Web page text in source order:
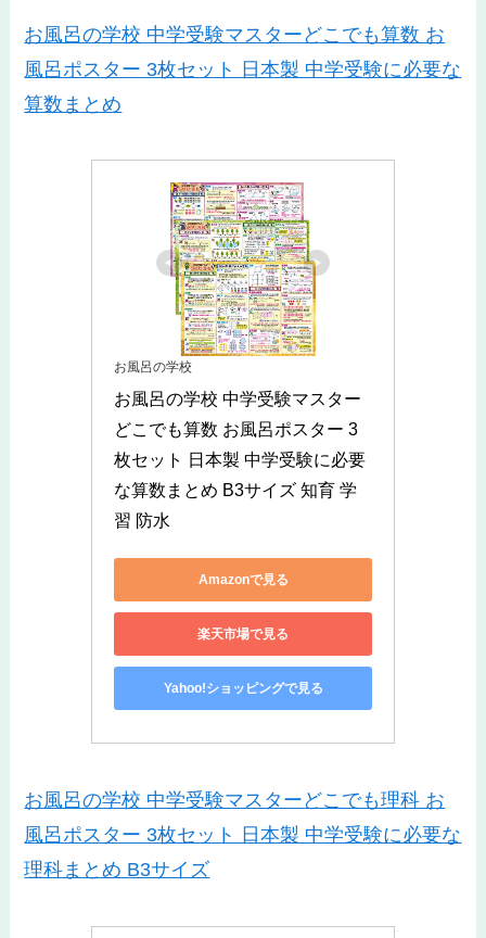
お風呂の学校 中学受験マスターどこでも算数 お
風呂ポスター 3枚セット 日本製 中学受験に必要な
算数まとめ
お風呂の学校
お風呂の学校 中学受験マスター
どこでも算数 お風呂ポスター 3
枚セット 日本製 中学受験に必要
な算数まとめ B3サイズ 知育 学
習 防水
Amazonで見る
楽天市場で見る
Yahoo!ショッピングで見る
お風呂の学校 中学受験マスターどこでも理科 お
風呂ポスター 3枚セット 日本製 中学受験に必要な
理科まとめ B3サイズ